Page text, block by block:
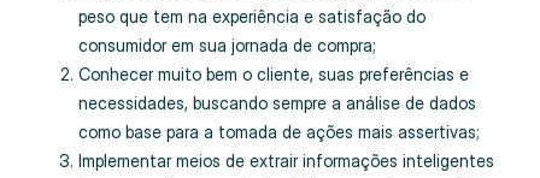
peso que tem na experiência e satisfação do
consumidor em sua jornada de compra;
Conhecer muito bem o cliente, suas preferências e
necessidades, buscando sempre a análise de dados
como base para a tomada de ações mais assertivas;
Implementar meios de extrair informações inteligentes